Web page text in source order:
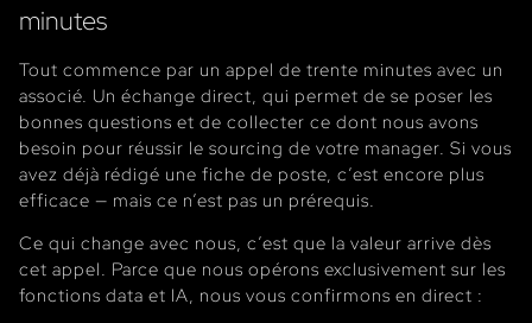
minutes
Tout commence par un appel de trente minutes avec un
associé. Un échange direct, qui permet de se poser les
bonnes questions et de collecter ce dont nous avons
besoin pour réussir le sourcing de votre manager. Si vous
avez déjà rédigé une fiche de poste, c’est encore plus
efficace — mais ce n’est pas un prérequis.
Ce qui change avec nous, c’est que la valeur arrive dès
cet appel. Parce que nous opérons exclusivement sur les
fonctions data et IA, nous vous confirmons en direct :